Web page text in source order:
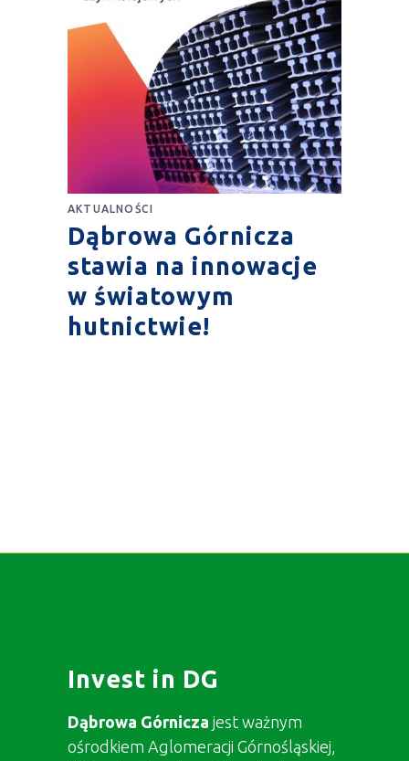
AKTUALNOŚCI
Dąbrowa Górnicza
stawia na innowacje
w światowym
hutnictwie!
Invest in DG
Dąbrowa Górnicza jest ważnym
ośrodkiem Aglomeracji Górnośląskiej,